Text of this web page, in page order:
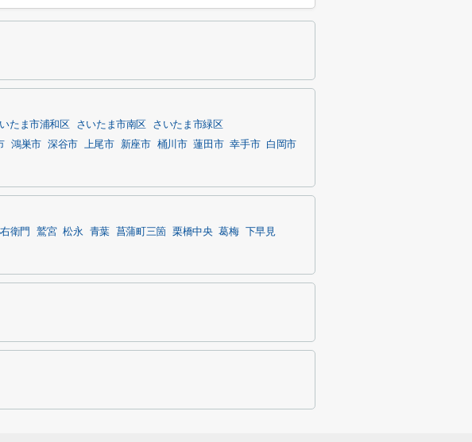
たま市浦和区 さいたま市南区
さいたま市緑区
鴻巣市 深谷市 上尾市 新座市 桶川市 蓮田市 幸手市
白岡市
衛門 鷲宮 松永 青葉 菖蒲町三箇 栗橋中央 葛梅
下早見